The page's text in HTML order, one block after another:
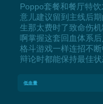
Poppo套餐和餐厅特
意儿建议留到主线后
生那太费时了致命伤
啊掌握这套回血体系
格斗游戏一样连招不
辩论时都能保持最佳
低血量